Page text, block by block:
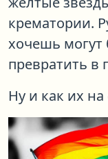
крематории.
хочешь могут
превратить в
Ну и как их